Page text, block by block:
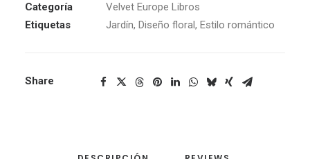
Categoría
Velvet Europe Libros
Etiquetas
Jardín, Diseño floral, Estilo romántico
Share